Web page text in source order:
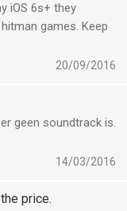
iOS 6s+ they
games. Keep
20/09/2016
geen soundtrack is.
14/03/2016
price.